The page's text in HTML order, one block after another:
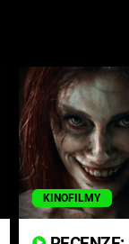
KINOFILMY